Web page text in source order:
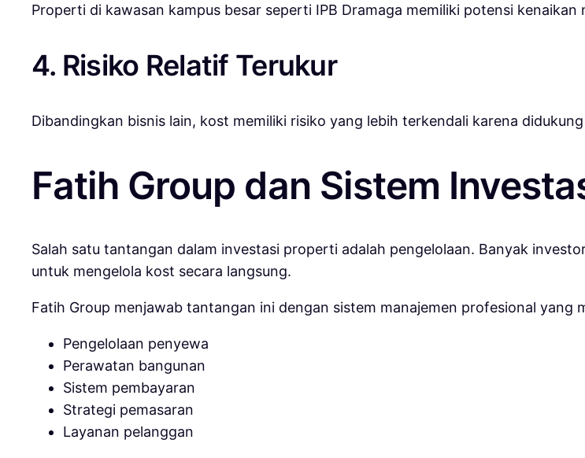
Properti di kawasan kampus besar seperti IPB Dramaga memiliki potensi
4. Risiko Relatif Terukur
Dibandingkan bisnis lain, kost memiliki risiko yang lebih terkendali karena
Fatih Group dan Sistem
Salah satu tantangan dalam investasi properti adalah pengelolaan. Banyak
untuk mengelola kost secara langsung.
Fatih Group menjawab tantangan ini dengan sistem manajemen profesional yang
Pengelolaan penyewa
Perawatan bangunan
Sistem pembayaran
Strategi pemasaran
Layanan pelanggan